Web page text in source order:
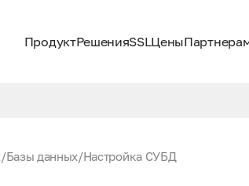
ПродуктРешенияSSLЦены
/Базы данных/Настройка СУБД